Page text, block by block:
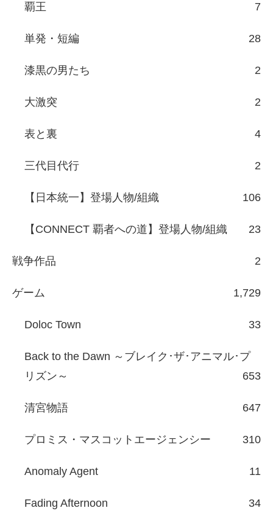
覇王 7
単発・短編 28
漆黒の男たち 2
大激突 2
表と裏 4
三代目代行 2
【日本統一】登場人物/組織 106
【CONNECT 覇者への道】登場人物/組織 23
戦争作品 2
ゲーム 1,729
Doloc Town 33
Back to the Dawn ～ブレイク･ザ･アニマル･プ
リズン～
653
清宮物語 647
プロミス・マスコットエージェンシー 310
Anomaly Agent 11
Fading Afternoon 34